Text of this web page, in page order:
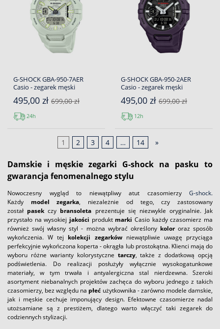
G-SHOCK GBA-950-7AER
Casio - zegarek męski
495,00 zł 699,00 zł
24h
G-SHOCK GBA-950-2AER
Casio - zegarek męski
495,00 zł 699,00 zł
12h
1 2 3 4 … 14 »
Damskie i męskie zegarki G-shock na pasku to
gwarancja fenomenalnegostylu
Nowoczesny wygląd to niewątpliwy atut czasomierzy G-shock.
Każdy model zegarka, niezależnie od tego, czy zastosowany
został pasekczy bransoleta prezentuje się niezwykle oryginalnie. Jak
przystało na wysokiej jakości produkt marki Casio każdy czasomierz ma
również swój własny styl - można wybrać określony kolororaz sposób
wykończenia. W tej kolekcji zegarkówniewątpliwie uwagę przyciąga
perfekcyjnie wykończona koperta - okrągła lub prostokątna. Klienci mają do
wyboru różne warianty kolorystyczne tarczy, także z dodatkową opcją
podświetlenia. Do realizacji posłużyły wyłącznie wysokogatunkowe
materiały, w tym trwała i antyalergiczna stal nierdzewna. Szeroki
asortyment niebanalnych projektów zachęca do wyboru jednego z takich
czasomierzy, bez względu na płeć użytkownika - zarówno modele damskie,
jak i męskie cechuje imponujący design. Efektowne czasomierze nadal
utożsamiane są z prestiżem, dlatego warto włączyć taki zegarek do
codziennych stylizacji.